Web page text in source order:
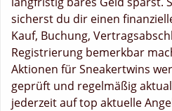
sicherst du dir einen
Kauf, Buchung,
Registrierung bemerkbar
Aktionen für Sneakertwins
geprüft und regelmäßig
jederzeit auf top aktuelle